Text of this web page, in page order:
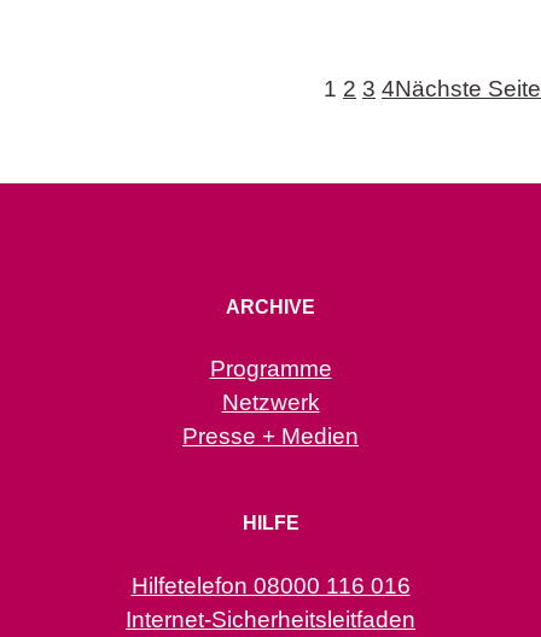
1 2 3 4Nächste Seite
ARCHIVE
Programme
Netzwerk
Presse + Medien
HILFE
Hilfetelefon 08000 116 016
Internet-Sicherheitsleitfaden